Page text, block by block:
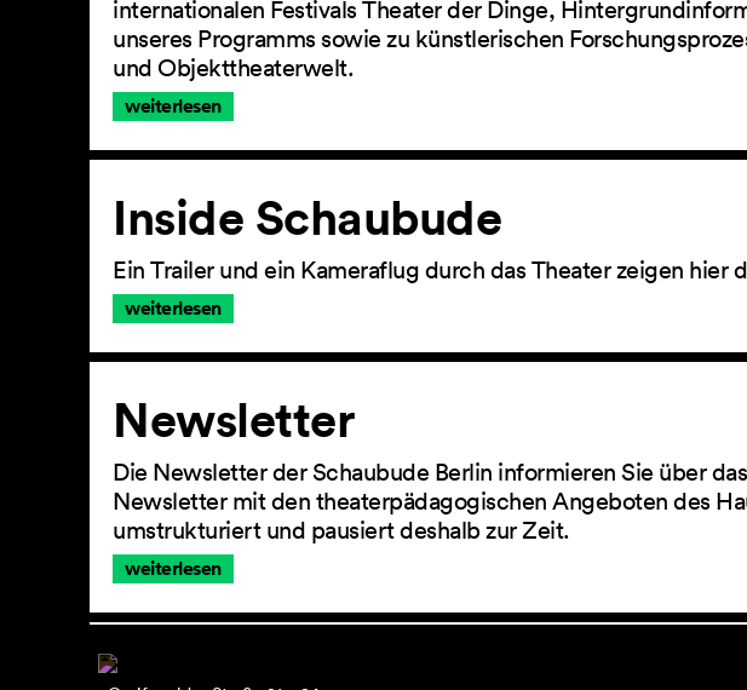
internationalen Festivals Theater der Dinge,
unseres Programms sowie zu künstlerischen
und Objekttheaterwelt.
weiterlesen
Inside Schaubude
Ein Trailer und ein Kameraflug durch das Theater zeigen hier
weiterlesen
Newsletter
Die Newsletter der Schaubude Berlin informieren Sie über
Newsletter mit den theaterpädagogischen Angeboten des
umstrukturiert und pausiert deshalb zur Zeit.
weiterlesen